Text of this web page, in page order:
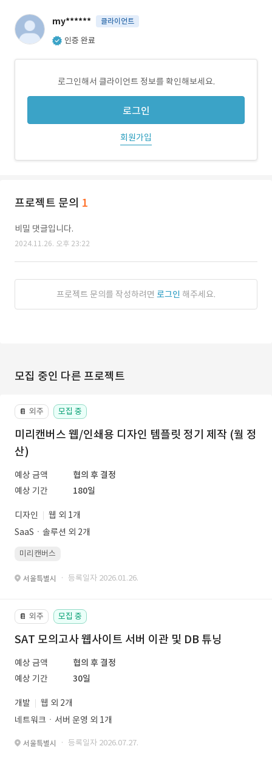
my****** 클라이언트
인증 완료
로그인해서 클라이언트 정보를 확인해보세요.
로그인
회원가입
프로젝트 문의 1
비밀 댓글입니다.
2024.11.26. 오후 23:22
프로젝트 문의를 작성하려면 로그인 해주세요.
모집 중인 다른 프로젝트
📔 외주 모집 중
미리캔버스 웹/인쇄용 디자인 템플릿 정기 제작 (월 정
산)
예상 금액
협의 후 결정
예상 기간
180일
디자인
웹 외 1개
SaaSㆍ솔루션 외 2개
미리캔버스
서울특별시 · 등록일자 2026.01.26.
📔 외주 모집 중
SAT 모의고사 웹사이트 서버 이관 및 DB 튜닝
예상 금액
협의 후 결정
예상 기간
30일
개발
웹 외 2개
네트워크ㆍ서버 운영 외 1개
서울특별시 · 등록일자 2026.07.27.